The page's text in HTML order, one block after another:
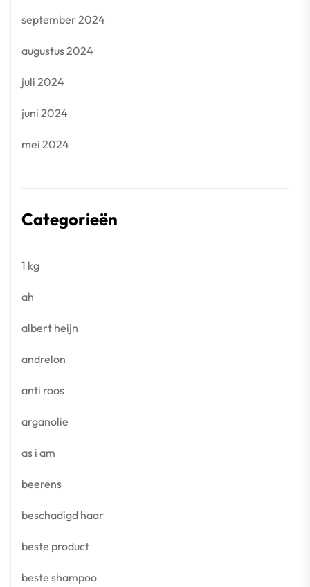
september 2024
augustus 2024
juli 2024
juni 2024
mei 2024
Categorieën
1 kg
ah
albert heijn
andrelon
anti roos
arganolie
as i am
beerens
beschadigd haar
beste product
beste shampoo